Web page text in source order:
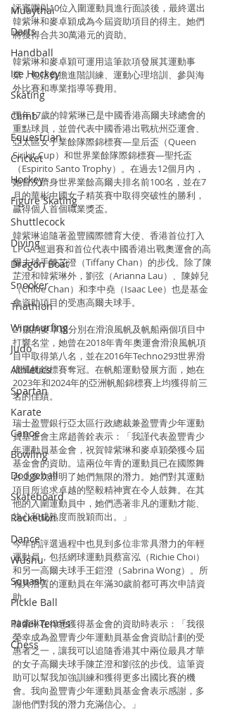
Muaythai
Darts
Handball
Ice Hockey
Skating
Climb
Equestrian
Cricket
Hockey
Figure Skating
Shuttlecock
Diving
Dragon Boat
Snooker
Triathlon
Windsurfing
Judo
Athletics
Spartan
Karate
Canoe
Bowling
Dodgeball
Skateboard
Racketlon
Dance
Wushu
Squash
Pickle Ball
Padel Tennis
Chess
評審團與10位入圍運動員進行面談後，最終選出
韓紫琳和麥卓穎成為今屆資助項目的得主。她們
將獲得合共30萬港元的資助。
韓紫琳和麥卓穎可運用這筆款項發展其運動事
業，包括負擔進階訓練、運動心理培訓、參與海
外比賽和專業指導等費用。
現年17歲的韓紫琳已是中國香港高爾夫球總會的
重點球員，並曾代表中國香港出戰杭州亞運會、
亞太區女子業餘隊際錦標賽—皇后盃（Queen
Sirikit Cup）和世界業餘隊際錦標賽—聖托盃
（Espirito Santo Trophy）。在過去12個月內，
她首次躋身世界業餘高爾夫排名前100名，並在7
月的華彬中國女子精英賽中取得突破性的勝利，
贏得個人首個職業獎盃。
韓紫琳追隨著盈豐國際體育大使、香港首位打入
LPGA 巡迴賽和首位代表中國香港出戰奧運會的高
爾夫球手陳芷澄（Tiffany Chan）的步伐。除了陳
芷澄和韓紫琳外，劉弦（Arianna Lau）、陳婥兒
（Chloe Chan）和李中堯（Isaac Lee）也是基金
會資助項目的受惠高爾夫球手。
21歲的麥卓穎分別在滑浪風帆及帆船兩個項目中
打響名堂，她曾在2018年青年奧運會滑浪風帆項
目中取得第八名，並在2016年Techno293世界滑
浪風帆錦標賽奪冠。在帆船運動發展方面，她在
2023年和2024年的亞洲帆船錦標賽上均獲得前三
名的佳績。
瑞士盈豐銀行亞太區行政總裁兼盈豐青少年運動
員基金會主席趙善銓表示：「我謹代表盈豐青少
年運動員基金會，祝賀韓紫琳和麥卓穎榮獲今屆
基金會的資助。這兩位年青的運動員已在國際舞
台上多次證明了她們無限的潛力。她們對其運動
項目所追求卓越的堅毅精神實在令人鼓舞。在其
他的入圍運動員中，她們憑著非凡的運動才能、
決心和成熟度而脫穎而出。」
今年的評選過程中也見到多位非常具潛力的年輕
運動員，包括網球運動員蔡富泓（Richie Choi）
和另一高爾夫球手王鎧澄（Sabrina Wong）。所
有具潛質的運動員在年滿30歲前都可再次申請資
助。
韓紫琳在得悉獲得基金會的資助時表示：「我很
榮幸成為盈豐青少年運動員基金會資助計劃的受
惠者之一，讓我可以追隨香港其中兩位最具才華
的女子高爾夫球手陳芷澄和劉弦的步伐。這筆資
助可以幫我加強訓練和獲得更多出國比賽的機
會。我向盈豐青少年運動員基金會表示感謝，多
謝他們對我的潛力充滿信心。」